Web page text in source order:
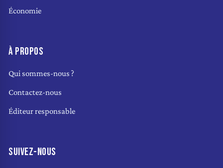
Économie
À PROPOS
Qui sommes-nous ?
Contactez-nous
Éditeur responsable
SUIVEZ-NOUS